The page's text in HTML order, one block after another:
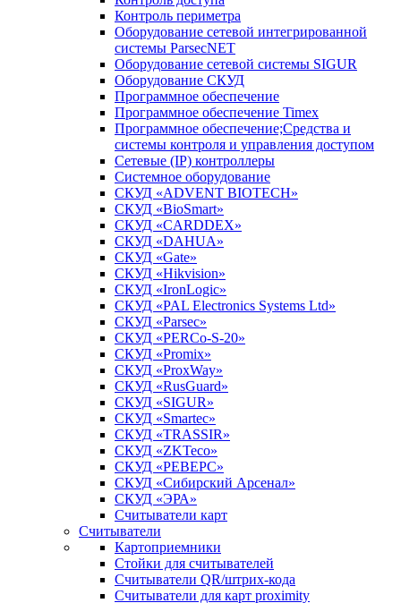
Контроль периметра
Оборудование сетевой интегрированной
системы ParsecNET
Оборудование сетевой системы SIGUR
Оборудование СКУД
Программное обеспечение
Программное обеспечение Timex
Программное обеспечение;Средства и
системы контроля и управления доступом
Сетевые (IP) контроллеры
Системное оборудование
СКУД «ADVENT BIOTECH»
СКУД «BioSmart»
СКУД «CARDDEX»
СКУД «DAHUA»
СКУД «Gate»
СКУД «Hikvision»
СКУД «IronLogic»
СКУД «PAL Electronics Systems Ltd»
СКУД «Parsec»
СКУД «PERCo-S-20»
СКУД «Promix»
СКУД «ProxWay»
СКУД «RusGuard»
СКУД «SIGUR»
СКУД «Smartec»
СКУД «TRASSIR»
СКУД «ZKTeco»
СКУД «РЕВЕРС»
СКУД «Сибирский Арсенал»
СКУД «ЭРА»
Считыватели карт
Считыватели
Картоприемники
Стойки для считывателей
Считыватели QR/штрих-кода
Считыватели для карт proximity